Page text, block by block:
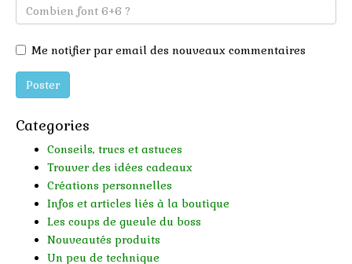
Me notifier par email des nouveaux commentaires
Poster
Categories
Conseils, trucs et astuces
Trouver des idées cadeaux
Créations personnelles
Infos et articles liés à la boutique
Les coups de gueule du boss
Nouveautés produits
Un peu de technique